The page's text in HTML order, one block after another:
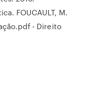
FOUCAULT, M.
- Direito